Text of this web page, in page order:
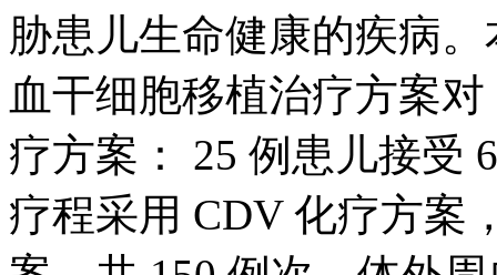
胁患儿生命健康的疾病
血干细胞移植治疗方案
疗方案： 25 例患儿接受
疗程采用 CDV 化疗方案